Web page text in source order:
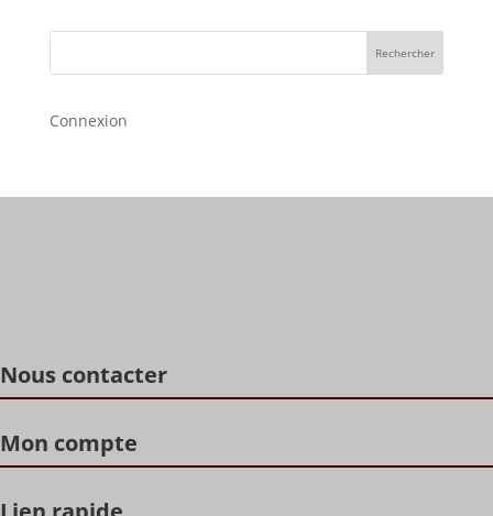
Rechercher
Connexion
Nous contacter
Mon compte